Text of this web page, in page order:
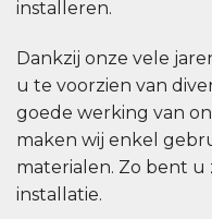
installeren.
Dankzij onze vele
u te voorzien van
goede werking van
maken wij enkel
materialen. Zo bent u
installatie.